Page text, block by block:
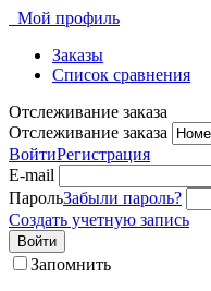
Мой профиль
Заказы
Список сравнения
Отслеживание заказа
Отслеживание заказа
ВойтиРегистрация
E-mail
ПарольЗабыли пароль?
Создать учетную запись
Войти
Запомнить